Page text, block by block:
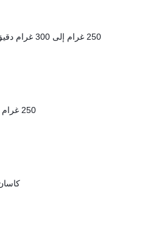
250 غرام إلى 300 غرام دقيق ابيض منخول مع 21 غرام خميرة الحلويات
250 غرام كاوكاو (الفول السوداني)